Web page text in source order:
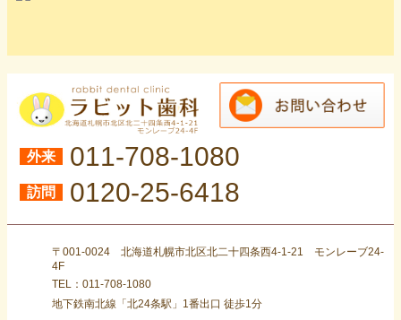
外来 011-708-1080
訪問 0120-25-6418
〒001-0024 北海道札幌市北区北二十四条西4-1-21 モンレーブ24-
4F
TEL：011-708-1080
地下鉄南北線「北24条駅」1番出口 徒歩1分